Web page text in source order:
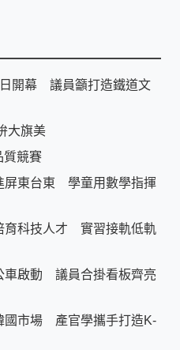
開幕 議員籲打造鐵道文
大旗美
質競賽
屏東台東 學童用數學指揮
育科技人才 實習接軌低軌
車啟動 議員合掛看板齊亮
國市場 產官學攜手打造K-